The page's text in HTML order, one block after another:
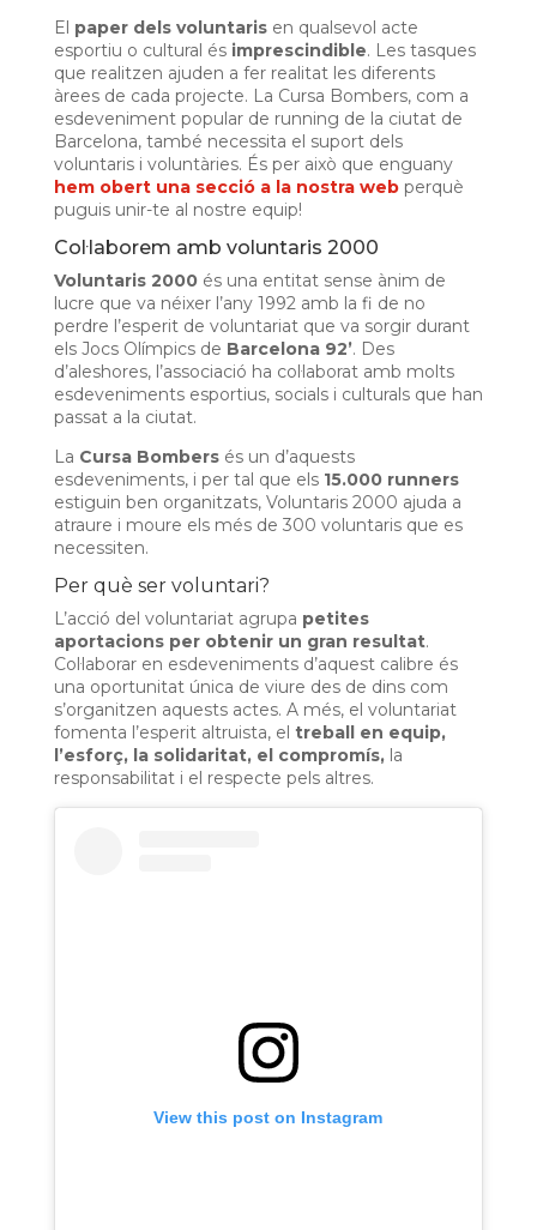
El paper dels voluntarisen qualsevol acte
esportiu o cultural és imprescindible. Les tasques
que realitzen ajuden a fer realitat les diferents
àrees de cada projecte. La Cursa Bombers, com a
esdeveniment popular de running de la ciutat de
Barcelona, també necessita el suport dels
voluntaris i voluntàries. És per això que enguany
hem obert una secció a la nostra webperquè
puguis unir-te al nostre equip!
Col·laborem amb voluntaris 2000
Voluntaris 2000és una entitat sense ànim de
lucre que va néixer l’any 1992 amb la fi de no
perdre l’esperit de voluntariat que va sorgir durant
els Jocs Olímpics de Barcelona 92’. Des
d’aleshores, l’associació ha col·laborat amb molts
esdeveniments esportius, socials i culturals que han
passat a la ciutat.
La Cursa Bombersés un d’aquests
esdeveniments, i per tal que els 15.000 runners
estiguin ben organitzats, Voluntaris 2000 ajuda a
atraure i moure els més de 300 voluntaris que es
necessiten.
Per què ser voluntari?
L’acció del voluntariat agrupa petites
aportacions per obtenir un gran resultat.
Col·laborar en esdeveniments d’aquest calibre és
una oportunitat única de viure des de dins com
s’organitzen aquests actes. A més, el voluntariat
fomenta l’esperit altruista, el treball en equip,
l’esforç, la solidaritat, el compromís,la
responsabilitat i el respecte pels altres.
View this post on Instagram